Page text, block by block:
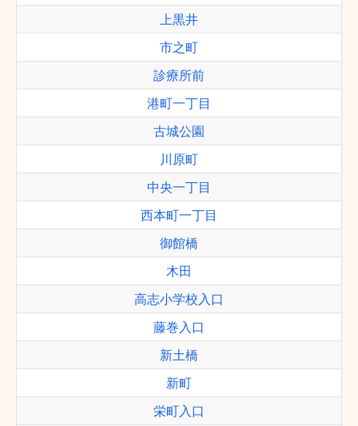
上黒井
市之町
診療所前
港町一丁目
古城公園
川原町
中央一丁目
西本町一丁目
御館橋
木田
高志小学校入口
藤巻入口
新土橋
新町
栄町入口